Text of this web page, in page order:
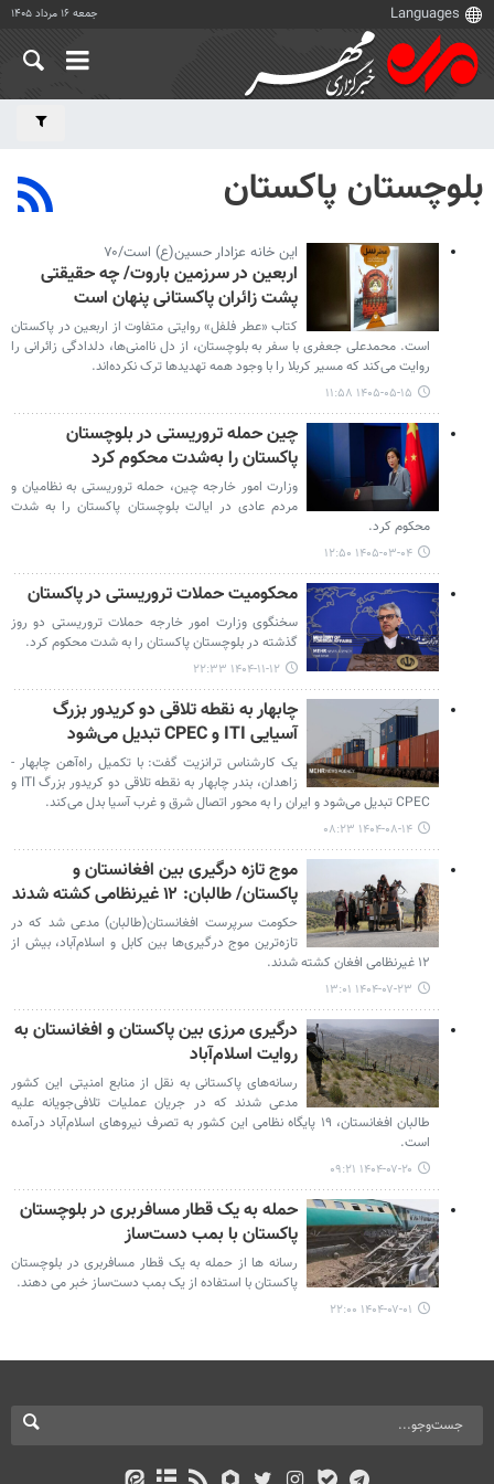
جمعه ۱۶ مرداد ۱۴۰۵
بلوچستان پاکستان
این خانه عزادار حسین(ع) است/۷۰
اربعین در سرزمین باروت/ چه حقیقتی
پشت زائران پاکستانی پنهان است
کتاب «عطر فلفل» روایتی متفاوت از اربعین در پاکستان
است. محمدعلی جعفری با سفر به بلوچستان، از دل ناامنی‌ها، دلدادگی زائرانی را
روایت می‌کند که مسیر کربلا را با وجود همه تهدیدها ترک نکرده‌اند.
۱۴۰۵-۰۵-۱۵ ۱۱:۵۸
چین حمله تروریستی در بلوچستان
پاکستان را به‌شدت محکوم کرد
وزارت امور خارجه چین، حمله تروریستی به نظامیان و
مردم عادی در ایالت بلوچستان پاکستان را به شدت
محکوم کرد.
۱۴۰۵-۰۳-۰۴ ۱۲:۵۰
محکومیت حملات تروریستی در پاکستان
سخنگوی وزارت امور خارجه حملات تروریستی دو روز
گذشته در بلوچستان پاکستان را به شدت محکوم کرد.
۱۴۰۴-۱۱-۱۲ ۲۲:۳۳
چابهار به نقطه تلاقی دو کریدور بزرگ
آسیایی ITI و CPEC تبدیل می‌شود
یک کارشناس ترانزیت گفت: با تکمیل راه‌آهن چابهار -
زاهدان، بندر چابهار به نقطه تلاقی دو کریدور بزرگ ITI و
CPEC تبدیل می‌شود و ایران را به محور اتصال شرق و غرب آسیا بدل می‌کند.
۱۴۰۴-۰۸-۱۴ ۰۸:۲۳
موج تازه درگیری بین افغانستان و
پاکستان/ طالبان: ۱۲ غیرنظامی کشته شدند
حکومت سرپرست افغانستان(طالبان) مدعی شد که در
تازه‌ترین موج درگیری‌ها بین کابل و اسلام‌آباد، بیش از
۱۲ غیرنظامی افغان کشته شدند.
۱۴۰۴-۰۷-۲۳ ۱۳:۰۱
درگیری مرزی بین پاکستان و افغانستان به
روایت اسلام‌آباد
رسانه‌های پاکستانی به نقل از منابع امنیتی این کشور
مدعی شدند که در جریان عملیات تلافی‌جویانه علیه
طالبان افغانستان، ۱۹ پایگاه نظامی این کشور به تصرف نیروهای اسلام‌آباد درآمده
است.
۱۴۰۴-۰۷-۲۰ ۰۹:۲۱
حمله به یک قطار مسافربری در بلوچستان
پاکستان با بمب دست‌ساز
رسانه ها از حمله به یک قطار مسافربری در بلوچستان
پاکستان با استفاده از یک بمب دست‌ساز خبر می دهند.
۱۴۰۴-۰۷-۰۱ ۲۲:۰۰